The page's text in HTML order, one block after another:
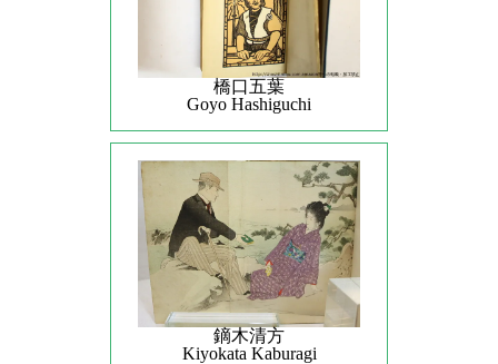
橋口五葉
Goyo Hashiguchi
鏑木清方
Kiyokata Kaburagi